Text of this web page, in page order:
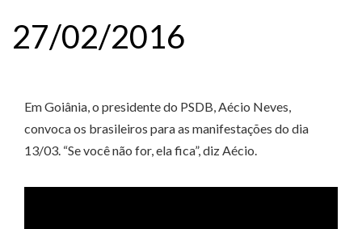
27/02/2016
Em Goiânia, o presidente do PSDB, Aécio Neves,
convoca os brasileiros para as manifestações do dia
13/03. “Se você não for, ela fica”, diz Aécio.